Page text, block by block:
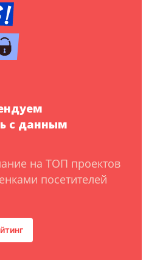
с данным
на ТОП проектов
посетителей